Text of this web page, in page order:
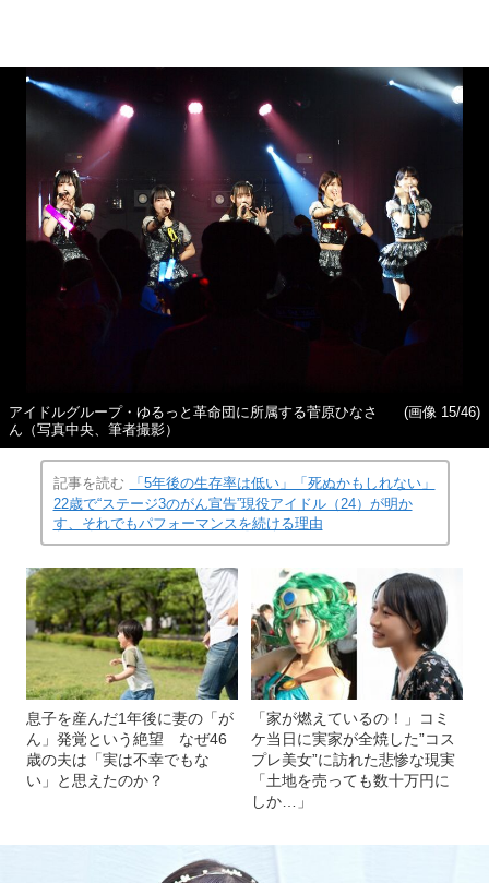
アイドルグループ・ゆるっと革命団に所属する菅原ひなさ
ん（写真中央、筆者撮影）
(画像 15/46)
記事を読む
「5年後の生存率は低い」「死ぬかもしれない」
22歳で“ステージ3のがん宣告”現役アイドル（24）が明か
す、それでもパフォーマンスを続ける理由
息子を産んだ1年後に妻の「が
ん」発覚という絶望 なぜ46
歳の夫は「実は不幸でもな
い」と思えたのか？
「家が燃えているの！」コミ
ケ当日に実家が全焼した”コス
プレ美女”に訪れた悲惨な現実
「土地を売っても数十万円に
しか…」